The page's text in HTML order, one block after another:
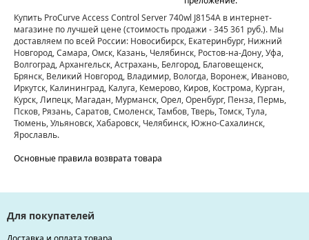
Купить ProCurve Access Control Server 740wl J8154A в интернет-
магазине по лучшей цене(стоимость продажи - 345 361 руб.). Мы
доставляем по всей России: Новосибирск, Екатеринбург, Нижний
Новгород, Самара, Омск, Казань, Челябинск, Ростов-на-Дону, Уфа,
Волгоград, Архангельск, Астрахань, Белгород, Благовещенск,
Брянск, Великий Новгород, Владимир, Вологда, Воронеж, Иваново,
Иркутск, Калининград, Калуга, Кемерово, Киров, Кострома, Курган,
Курск, Липецк, Магадан, Мурманск, Орел, Оренбург, Пенза, Пермь,
Псков, Рязань, Саратов, Смоленск, Тамбов, Тверь, Томск, Тула,
Тюмень, Ульяновск, Хабаровск, Челябинск, Южно-Сахалинск,
Ярославль.
Основные правила возврата товара
Для покупателей